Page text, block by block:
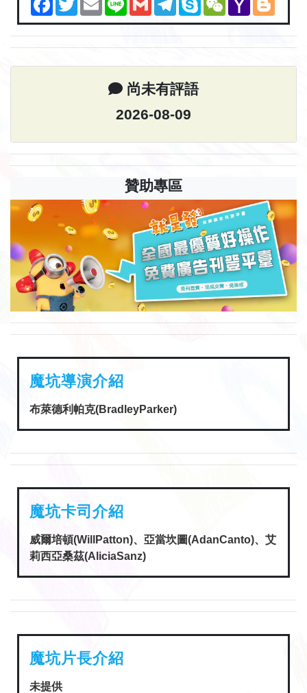
Mail
尚未有評語
2026-08-09
贊助專區
魔坑導演介紹
布萊德利帕克(BradleyParker)
魔坑卡司介紹
威爾培頓(WillPatton)、亞當坎圖(AdanCanto)、艾
莉西亞桑茲(AliciaSanz)
魔坑片長介紹
未提供